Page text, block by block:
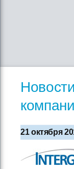
Новости
21 октября